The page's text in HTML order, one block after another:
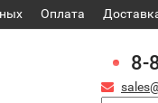
Оплата
8-